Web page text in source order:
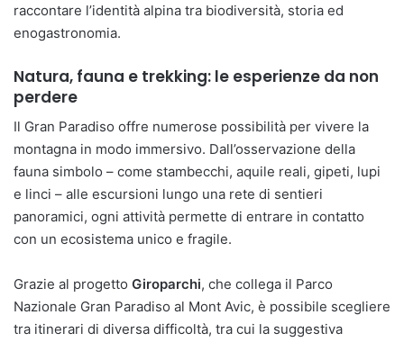
raccontare l’identità alpina tra biodiversità, storia ed
enogastronomia.
Natura, fauna e trekking: le esperienze da non
perdere
Il Gran Paradiso offre numerose possibilità per vivere la
montagna in modo immersivo. Dall’osservazione della
fauna simbolo – come stambecchi, aquile reali, gipeti, lupi
e linci – alle escursioni lungo una rete di sentieri
panoramici, ogni attività permette di entrare in contatto
con un ecosistema unico e fragile.
Grazie al progetto Giroparchi, che collega il Parco
Nazionale Gran Paradiso al Mont Avic, è possibile scegliere
tra itinerari di diversa difficoltà, tra cui la suggestiva